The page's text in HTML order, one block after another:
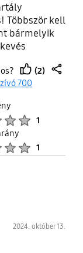
Többször kell
bármelyik
szorul az
szét akarjuk
mint a
A saját
thumb
(2)
700
1
1
2024. október 13.